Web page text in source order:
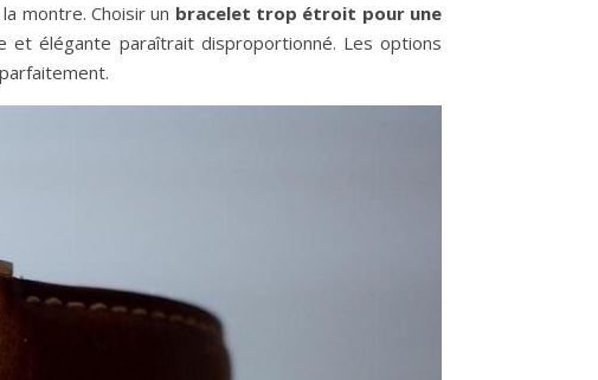
montre. Choisir un bracelet trop étroit pour une
élégante paraîtrait disproportionné. Les options